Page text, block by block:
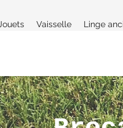
Jouets Vaisselle Linge